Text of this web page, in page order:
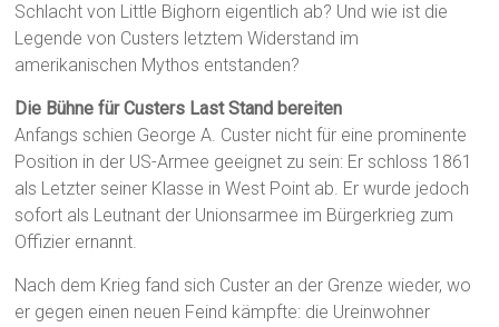
Schlacht von Little Bighorn eigentlich ab? Und wie ist die
Legende von Custers letztem Widerstand im
amerikanischen Mythos entstanden?
Die Bühne für Custers Last Stand bereiten
Anfangs schien George A. Custer nicht für eine prominente
Position in der US-Armee geeignet zu sein: Er schloss 1861
als Letzter seiner Klasse in West Point ab. Er wurde jedoch
sofort als Leutnant der Unionsarmee im Bürgerkrieg zum
Offizier ernannt.
Nach dem Krieg fand sich Custer an der Grenze wieder, wo
er gegen einen neuen Feind kämpfte: die Ureinwohner